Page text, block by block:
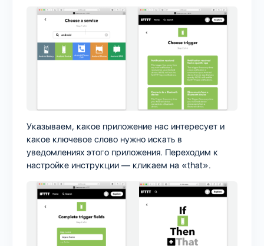
Указываем, какое приложение нас интересует и
какое ключевое слово нужно искать в
уведомлениях этого приложения. Переходим к
настройке инструкции — кликаем на «that».